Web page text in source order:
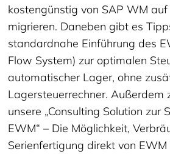
kostengünstig von SAP WM
migrieren. Daneben gibt es
standardnahe Einführung des
Flow System) zur optimalen
automatischer Lager, ohne
Lagersteuerrechner. Außerdem
unsere „Consulting Solution zur
EWM“ – Die Möglichkeit,
Serienfertigung direkt von